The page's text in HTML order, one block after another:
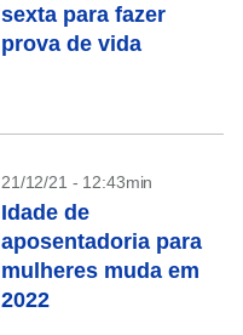
sexta para fazer
prova de vida
21/12/21 - 12:43min
Idade de
aposentadoria para
mulheres muda em
2022